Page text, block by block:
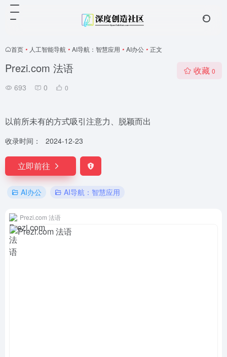
首页 • 人工智能导航 • AI导航：智慧应用 • AI办公 • 正文
Prezi.com 法语
693 0 0
收藏 0
以前所未有的方式吸引注意力、脱颖而出
收录时间： 2024-12-23
立即前往
AI办公 AI导航：智慧应用
Prezi.com 法语